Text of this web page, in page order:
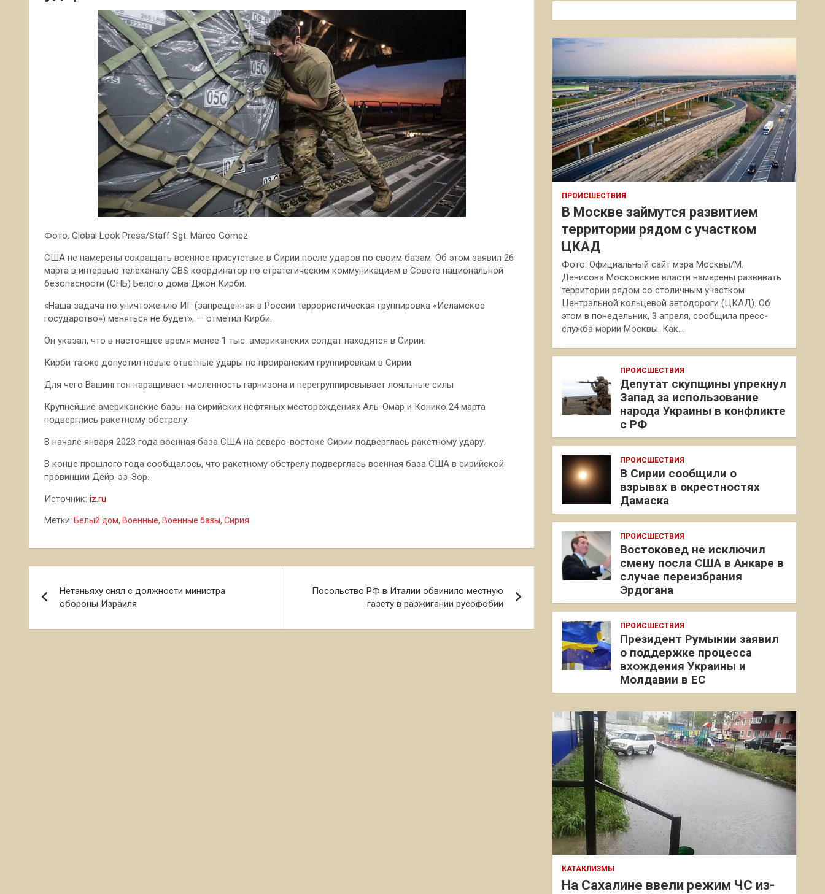
Фото: Global Look Press/Staff Sgt. Marco Gomez
США не намерены сокращать военное присутствие в Сирии после ударов по своим базам. Об этом заявил 26
марта в интервью телеканалу CBS координатор по стратегическим коммуникациям в Совете национальной
безопасности (СНБ) Белого дома Джон Кирби.
«Наша задача по уничтожению ИГ (запрещенная в России террористическая группировка «Исламское
государство») меняться не будет», — отметил Кирби.
Он указал, что в настоящее время менее 1 тыс. американских солдат находятся в Сирии.
Кирби также допустил новые ответные удары по проиранским группировкам в Сирии.
Для чего Вашингтон наращивает численность гарнизона и перегруппировывает лояльные силы
Крупнейшие американские базы на сирийских нефтяных месторождениях Аль-Омар и Конико 24 марта
подверглись ракетному обстрелу.
В начале января 2023 года военная база США на северо-востоке Сирии подверглась ракетному удару.
В конце прошлого года сообщалось, что ракетному обстрелу подверглась военная база США в сирийской
провинции Дейр-эз-Зор.
Источник: iz.ru
Метки: Белый дом, Военные, Военные базы, Сирия
по
записям
Нетаньяху снял с должности министра
обороны Израиля
Посольство РФ в Италии обвинило местную
газету в разжигании русофобии
к
ПРОИСШЕСТВИЯ
В Москве займутся развитием
территории рядом с участком
ЦКАД
Фото: Официальный сайт мэра Москвы/М.
Денисова Московские власти намерены развивать
территории рядом со столичным участком
Центральной кольцевой автодороги (ЦКАД). Об
этом в понедельник, 3 апреля, сообщила пресс-
служба мэрии Москвы. Как…
ПРОИСШЕСТВИЯ
Депутат скупщины упрекнул
Запад за использование
народа Украины в конфликте
с РФ
ПРОИСШЕСТВИЯ
В Сирии сообщили о
взрывах в окрестностях
Дамаска
ПРОИСШЕСТВИЯ
Востоковед не исключил
смену посла США в Анкаре в
случае переизбрания
Эрдогана
ПРОИСШЕСТВИЯ
Президент Румынии заявил
о поддержке процесса
вхождения Украины и
Молдавии в ЕС
КАТАКЛИЗМЫ
На Сахалине ввели режим ЧС из-